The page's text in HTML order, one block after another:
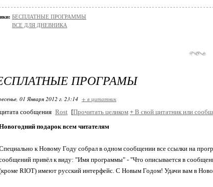
БЕСПЛАТНЫЕ ПРОГРАММЫ
ВСЕ ДЛЯ ДНЕВНИКА
ПРОГРАМЫ
01 Января 2012 г. 23:14 + в цитатник
сообщения Rost [Прочитать целиком + В свой цитатник или
подарок всем читателям
к Новому Году собрал в одном сообщении все ссылки на
привёл к виду: "Имя программы" - "Что описывается в
RIOT) имеют русский интерфейс. С Новым Годом! Удачи вам в